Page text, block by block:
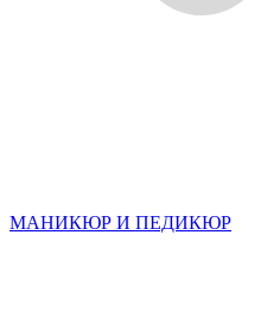
МАНИКЮР И ПЕДИКЮР